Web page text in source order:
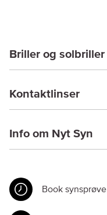
Briller og solbriller
Kontaktlinser
Info om Nyt Syn
Book synsprøve